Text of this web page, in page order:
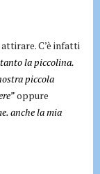
C’è infatti
la piccolina.
piccola
oppure
anche la mia